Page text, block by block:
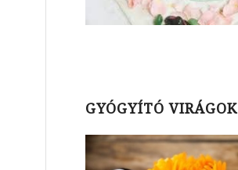
GYÓGYÍTÓ VIRÁGOK